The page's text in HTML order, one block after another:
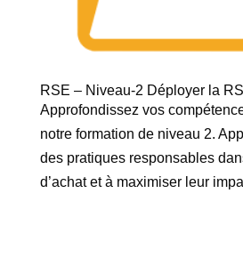
RSE – Niveau-2 Déployer la
Approfondissez vos
notre formation de niveau 2.
des pratiques responsables
d’achat et à maximiser leur